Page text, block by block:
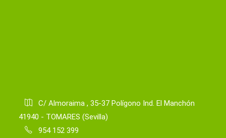
C/ Almoraima , 35-37 Polígono Ind. El Manchón
41940 - TOMARES (Sevilla)
954 152 399